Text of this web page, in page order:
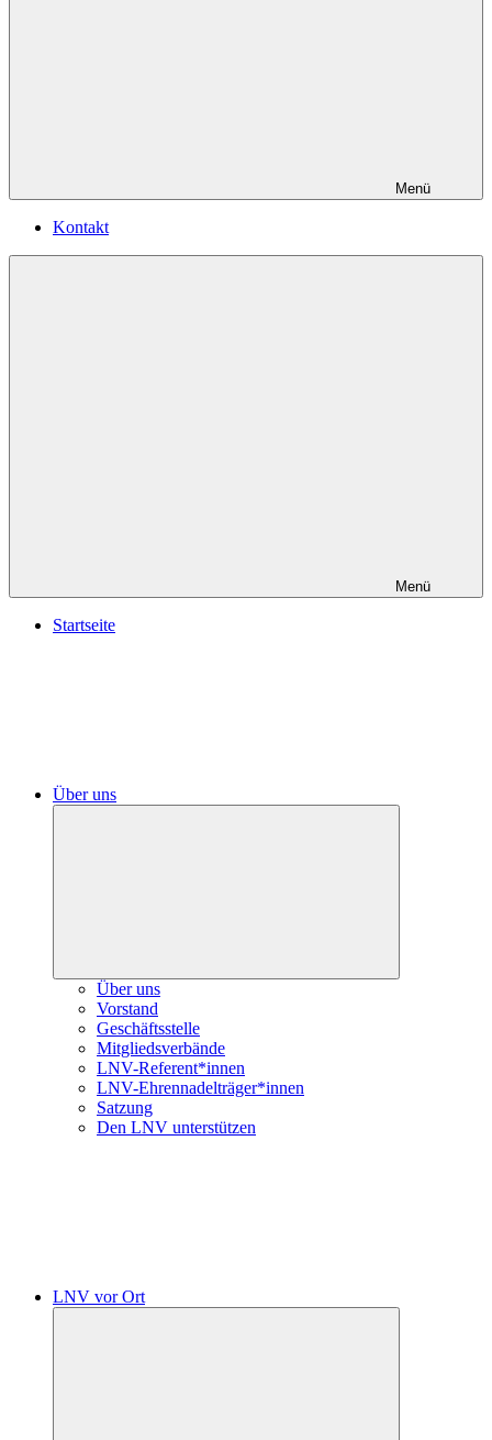
Menü
Kontakt
Menü
Startseite
Über uns
Über uns
Vorstand
Geschäftsstelle
Mitgliedsverbände
LNV-Referent*innen
LNV-Ehrennadelträger*innen
Satzung
Den LNV unterstützen
LNV vor Ort